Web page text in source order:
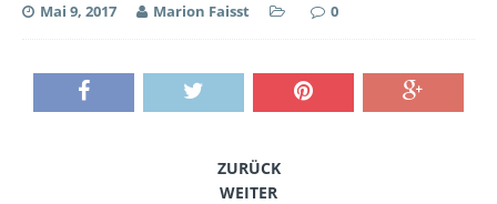
Mai 9, 2017 Marion Faisst 0
ZURÜCK
WEITER